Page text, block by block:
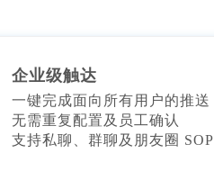
企业级触达
一键完成面向所有用户的推送
无需重复配置及员工确认
支持私聊、群聊及朋友圈 SOP